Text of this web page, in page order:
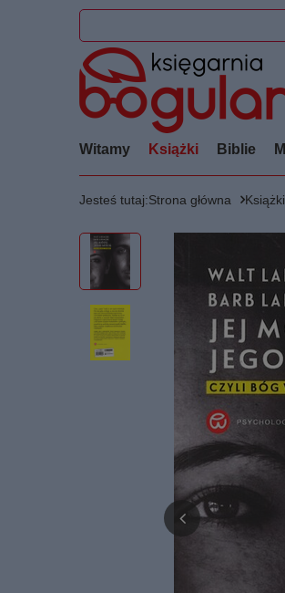
Witamy Książki Biblie
Jesteś tutaj:Strona główna Książki